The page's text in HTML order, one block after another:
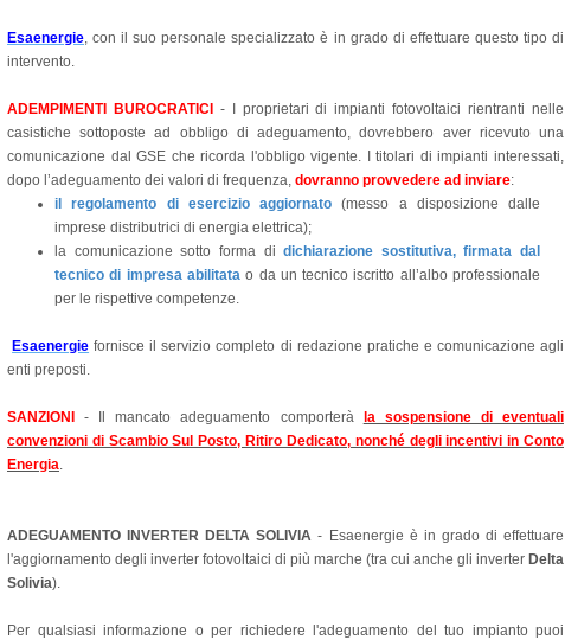
Esaenergie, con il suo personale specializzato è in grado di effettuare questo tipo di
intervento.
ADEMPIMENTI BUROCRATICI
- I proprietari di impianti fotovoltaici rientranti nelle
casistiche sottoposte ad obbligo di adeguamento, dovrebbero aver ricevuto una
comunicazione dal GSE che ricorda l'obbligo vigente. I titolari di impianti interessati,
dopo l’adeguamento dei valori di frequenza, dovranno provvedere ad inviare:
il regolamento di esercizio aggiornato (messo a disposizione dalle
imprese distributrici di energia elettrica);
la comunicazione sotto forma didichiarazione sostitutiva, firmata dal
tecnico di impresa abilitatao da un tecnico iscritto all’albo professionale
per le rispettive competenze.
Esaenergie fornisce il servizio completo di redazione pratiche e comunicazione agli
enti preposti.
SANZIONI- Il mancato adeguamento comporterà
la sospensione di eventuali
convenzioni di Scambio Sul Posto, Ritiro Dedicato, nonché degli incentivi in Conto
Energia.
ADEGUAMENTO INVERTER DELTA SOLIVIA - Esaenergie è in grado di effettuare
l'aggiornamento degli inverter fotovoltaici di più marche (tra cui anche gli inverter Delta
Solivia).
Per qualsiasi informazione o per richiedere l'adeguamento del tuo impianto puoi